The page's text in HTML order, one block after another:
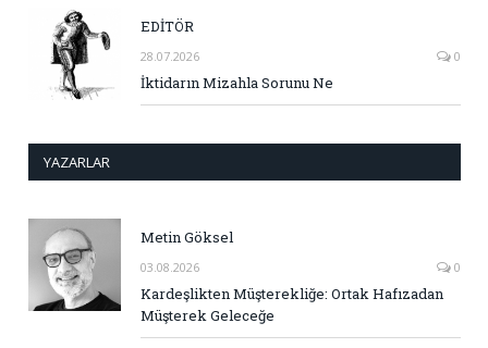
EDİTÖR
28.07.2026 0
İktidarın Mizahla Sorunu Ne
YAZARLAR
Metin Göksel
03.08.2026 0
Kardeşlikten Müşterekliğe: Ortak Hafızadan
Müşterek Geleceğe